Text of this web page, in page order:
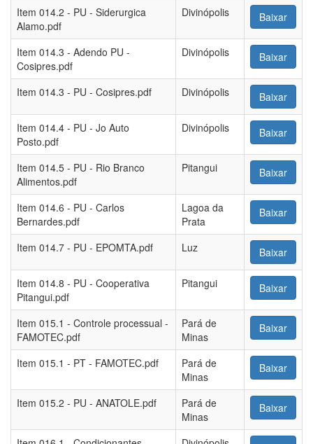
Item 014.2 - PU - Siderurgica
Alamo.pdf
Divinópolis Baixar
Item 014.3 - Adendo PU -
Cosipres.pdf
Divinópolis Baixar
Item 014.3 - PU - Cosipres.pdf Divinópolis Baixar
Item 014.4 - PU - Jo Auto
Posto.pdf
Divinópolis Baixar
Item 014.5 - PU - Rio Branco
Alimentos.pdf
Pitangui Baixar
Item 014.6 - PU - Carlos
Bernardes.pdf
Lagoa da
Prata
Baixar
Item 014.7 - PU - EPOMTA.pdf Luz Baixar
Item 014.8 - PU - Cooperativa
Pitangui.pdf
Pitangui Baixar
Item 015.1 - Controle processual -
FAMOTEC.pdf
Pará de
Minas
Baixar
Item 015.1 - PT - FAMOTEC.pdf
Pará de
Minas
Baixar
Item 015.2 - PU - ANATOLE.pdf
Pará de
Minas
Baixar